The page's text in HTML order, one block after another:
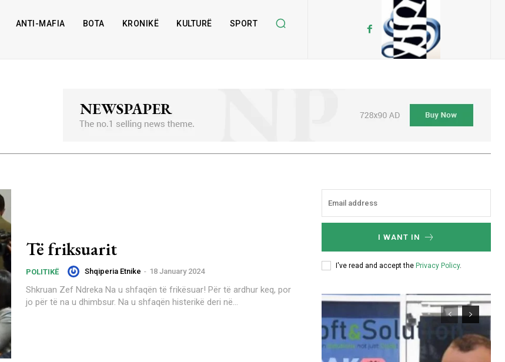
ANTI-MAFIA BOTA KRONIKË KULTURË SPORT
Të friksuarit
POLITIKË Shqiperia Etnike - 18 January 2024
Shkruan Zef Ndreka Na u shfaqën të frikësuar! Për të ardhur keq, por
jo për të na u dhimbsur. Na u shfaqën histerikë deri në...
I WANT IN
I've read and accept the Privacy Policy.